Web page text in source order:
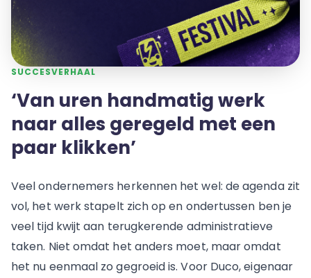
SUCCESVERHAAL
‘Van uren handmatig werk
naar alles geregeld met een
paar klikken’
Veel ondernemers herkennen het wel: de agenda zit
vol, het werk stapelt zich op en ondertussen ben je
veel tijd kwijt aan terugkerende administratieve
taken. Niet omdat het anders moet, maar omdat
het nu eenmaal zo gegroeid is. Voor Duco, eigenaar